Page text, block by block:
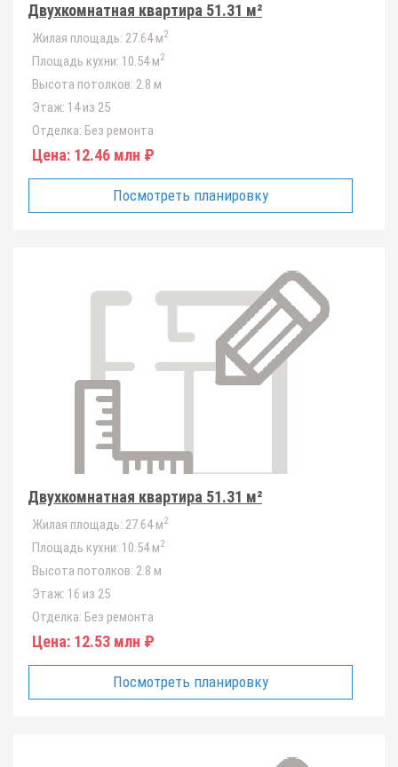
Двухкомнатная квартира 51.31 м²
Жилая площадь: 27.64 м2
Площадь кухни: 10.54 м2
Высота потолков: 2.8 м
Этаж: 14 из 25
Отделка: Без ремонта
Цена: 12.46 млн ₽
Посмотреть планировку
Двухкомнатная квартира 51.31 м²
Жилая площадь: 27.64 м2
Площадь кухни: 10.54 м2
Высота потолков: 2.8 м
Этаж: 16 из 25
Отделка: Без ремонта
Цена: 12.53 млн ₽
Посмотреть планировку